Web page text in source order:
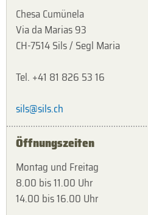
Chesa Cumünela
Via da Marias 93
CH-7514 Sils / Segl Maria
Tel. +41 81 826 53 16
sils@sils.ch
Öffnungszeiten
Montag und Freitag
8.00 bis 11.00 Uhr
14.00 bis 16.00 Uhr